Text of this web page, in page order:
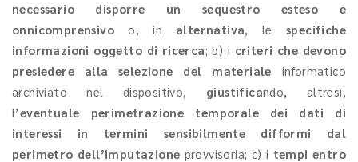
necessario disporre un sequestro esteso e
onnicomprensivo o, in alternativa, le specifiche
informazioni oggetto di ricerca; b) i criteri che devono
presiedere alla selezione del materiale informatico
archiviato nel dispositivo, giustificando, altresì,
l’eventuale perimetrazione temporale dei dati di
interessi in termini sensibilmente difformi dal
perimetro dell’imputazione provvisoria; c) i tempi entro